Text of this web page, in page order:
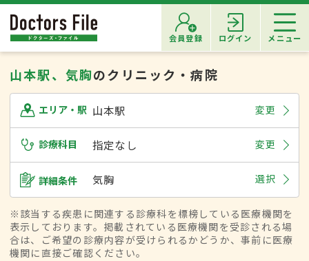
会員登録 ログイン メニュー
山本駅、気胸のクリニック・病院
エリア・駅 山本駅 変更
診療科目 指定なし 変更
詳細条件 気胸 選択
※該当する疾患に関連する診療科を標榜している医療機関を
表示しております。掲載されている医療機関を受診される場
合は、ご希望の診療内容が受けられるかどうか、事前に医療
機関に直接ご確認ください。